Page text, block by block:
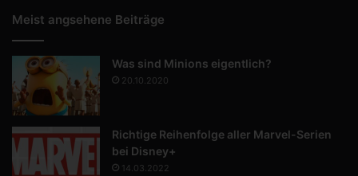
Meist angsehene Beiträge
Was sind Minions eigentlich?
20.10.2020
Richtige Reihenfolge aller Marvel-Serien
bei Disney+
14.03.2022